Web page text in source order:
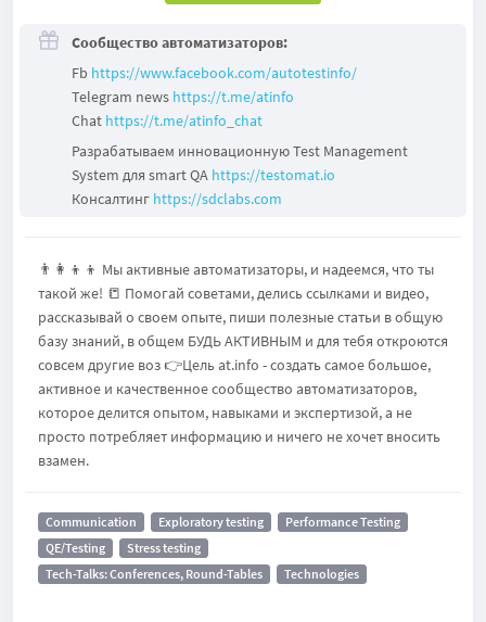
Сообщество автоматизаторов:
Fb https://www.facebook.com/autotestinfo/
Telegram news https://t.me/atinfo
Chat https://t.me/atinfo_chat
Разрабатываем инновационную Test Management
System для smart QA https://testomat.io
Консалтинг https://sdclabs.сom
👨‍👩‍👦‍👦 Мы активные автоматизаторы, и надеемся, что ты
такой же! 📒 Помогай советами, делись ссылками и видео,
рассказывай о своем опыте, пиши полезные статьи в общую
базу знаний, в общем БУДЬ АКТИВНЫМ и для тебя откроются
совсем другие воз 👉Цель at.info - cоздать самое большое,
активное и качественное сообщество автоматизаторов,
которое делится опытом, навыками и экспертизой, а не
просто потребляет информацию и ничего не хочет вносить
взамен.
Communication Exploratory testing
Performance Testing
QE/Testing
Stress testing
Tech-Talks: Conferences, Round-Tables
Technologies